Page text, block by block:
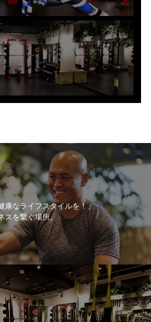
康なライフスタイルを！」
スを繋ぐ場所。